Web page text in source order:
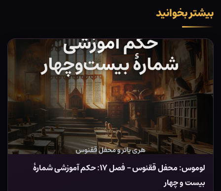
بیشتر بخوانید
لوموس: محفل ققنوس – فصل ۱۷: حکم آموزشی شمارهٔ
بیست و چهار